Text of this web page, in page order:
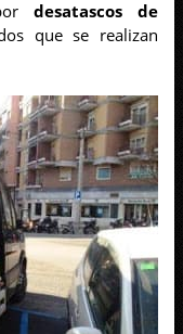
desatascos de
que se realizan